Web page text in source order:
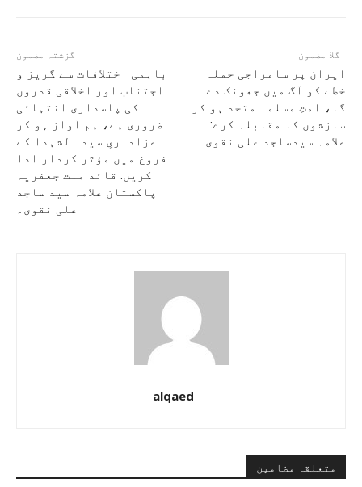
گزشتہ مضمون
باہمی اختلافات سے گریز و
اجتناب اور اخلاقی قدروں
کی پاسداری انتہائی
ضروری ہے، ہم آواز ہو کر
عزاداریِ سید الشہدا کے
فروغ میں مؤثر کردار ادا
کریں. قائد ملت جعفریہ
پاکستان علامہ سید ساجد
علی نقوی۔
اگلا مضمون
ایران پر سامراجی حملہ
خطے کو آگ میں جھونک دے
گا، امتِ مسلمہ متحد ہو کر
سازشوں کا مقابلہ کرے:
علامہ سیدساجد علی نقوی
alqaed
متعلقہ مضامین